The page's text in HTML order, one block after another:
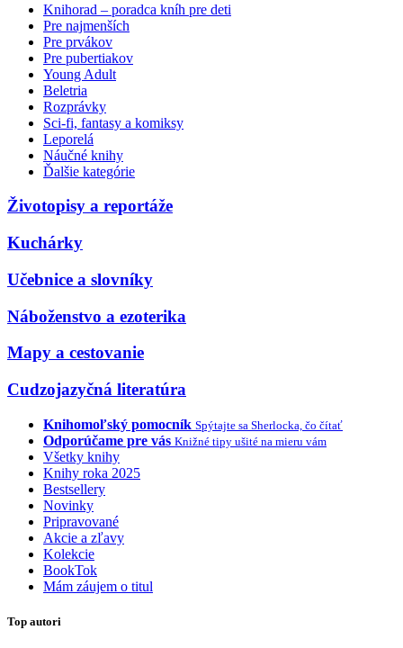
Knihorad – poradca kníh pre deti
Pre najmenších
Pre prvákov
Pre pubertiakov
Young Adult
Beletria
Rozprávky
Sci-fi, fantasy a komiksy
Leporelá
Náučné knihy
Ďalšie kategórie
Životopisy a reportáže
Kuchárky
Učebnice a slovníky
Náboženstvo a ezoterika
Mapy a cestovanie
Cudzojazyčná literatúra
Knihomoľský pomocník Spýtajte sa Sherlocka, čo čítať
Odporúčame pre vás Knižné tipy ušité na mieru vám
Všetky knihy
Knihy roka 2025
Bestsellery
Novinky
Pripravované
Akcie a zľavy
Kolekcie
BookTok
Mám záujem o titul
Top autori